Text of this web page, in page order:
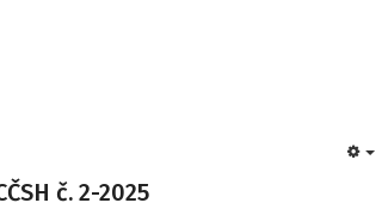
č. 2-2025